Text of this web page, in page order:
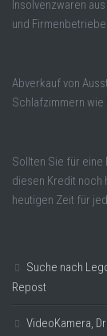
Insolvenzwaren
und
Abverkauf von
Schlafzimmern
Sollten Sie für eine
diesen Kredit noch
heutigen Zeit für
Suche nach
Repost
VideoKamera,